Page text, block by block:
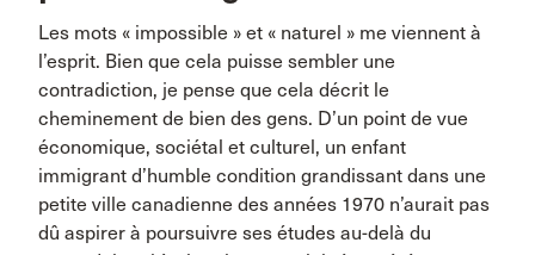
Les mots « impossible » et « naturel » me viennent à
l’esprit. Bien que cela puisse sembler une
contradiction, je pense que cela décrit le
cheminement de bien des gens. D’un point de vue
économique, sociétal et culturel, un enfant
immigrant d’humble condition grandissant dans une
petite ville canadienne des années 1970 n’aurait pas
dû aspirer à poursuivre ses études au-delà du